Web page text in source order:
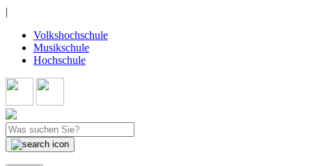
|
Volkshochschule
Musikschule
Hochschule